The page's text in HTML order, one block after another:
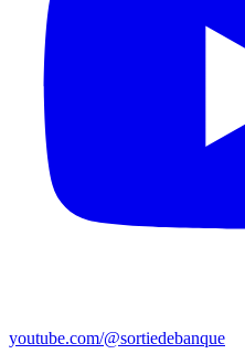
youtube.com/@sortiedebanque